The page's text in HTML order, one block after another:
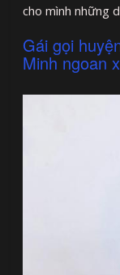
cho mình những
Gái gọi
Minh ngoan